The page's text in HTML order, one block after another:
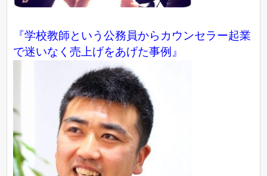
『学校教師という公務員からカウンセラー起業
で迷いなく売上げをあげた事例』